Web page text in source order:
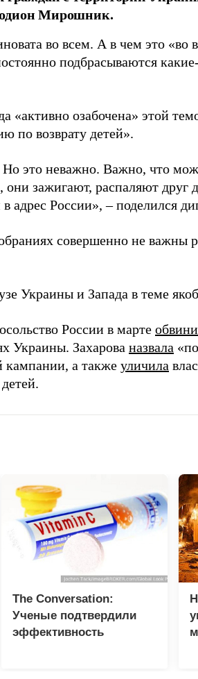
Мирошник.
во всем. А в чем это «во
подбрасываются
озабочена» этой
по возврату детей».
Но это неважно. Важно, что
они зажигают, распаляют друг
адрес России», – поделился
совершенно не важны
Украины и Запада в теме
России в марте
Украины. Захарова назвала
кампании, а также уличила
The Conversation:
Ученые подтвердили
эффективность